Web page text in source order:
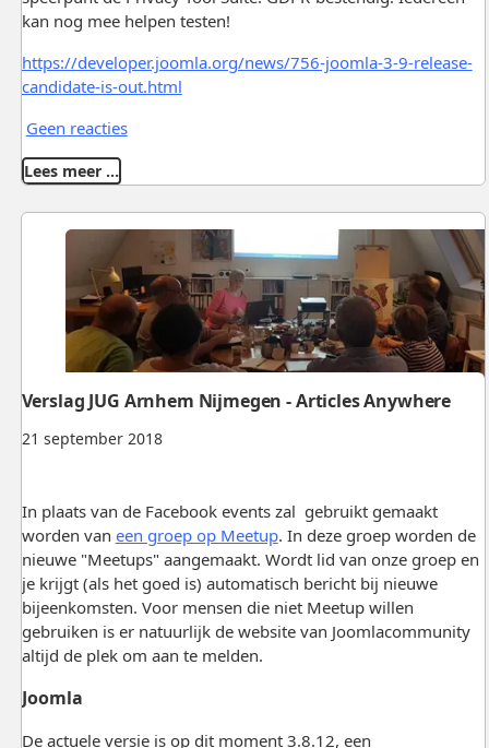
kan nog mee helpen testen!
https://developer.joomla.org/news/756-joomla-3-9-release-
candidate-is-out.html
Geen reacties
Lees meer …
21 september 2018
Verslag JUG Arnhem Nijmegen - Articles Anywhere
In plaats van de Facebook events zal gebruikt gemaakt
worden van een groep op Meetup. In deze groep worden de
nieuwe "Meetups" aangemaakt. Wordt lid van onze groep en
je krijgt (als het goed is) automatisch bericht bij nieuwe
bijeenkomsten. Voor mensen die niet Meetup willen
gebruiken is er natuurlijk de website van Joomlacommunity
altijd de plek om aan te melden.
Joomla
De actuele versie is op dit moment 3.8.12, een